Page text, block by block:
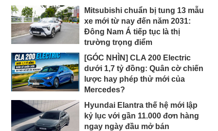
Mitsubishi chuẩn bị tung 13 mẫu
xe mới từ nay đến năm 2031:
Đông Nam Á tiếp tục là thị
trường trọng điểm
[GÓC NHÌN] CLA 200 Electric
dưới 1,7 tỷ đồng: Quân cờ chiến
lược hay phép thử mới của
Mercedes?
Hyundai Elantra thế hệ mới lập
kỷ lục với gần 11.000 đơn hàng
ngay ngày đầu mở bán